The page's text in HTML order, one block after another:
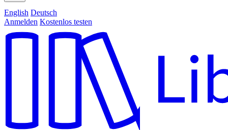
English Deutsch
Anmelden Kostenlos testen